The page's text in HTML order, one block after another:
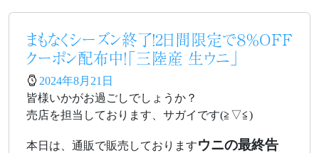
まもなくシーズン終了！2日間限定で８％OFF
クーポン配布中！「三陸産 生ウニ」
2024年8月21日
皆様いかがお過ごしでしょうか？
売店を担当しております、サガイです(≧▽≦)
本日は、通販で販売しておりますウニの最終告